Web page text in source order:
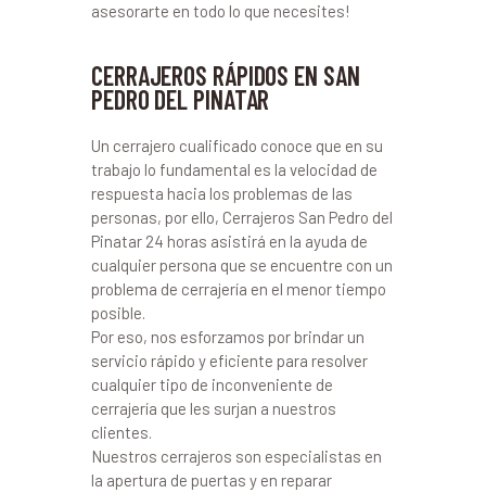
asesorarte en todo lo que necesites!
CERRAJEROS RÁPIDOS EN SAN
PEDRO DEL PINATAR
Un cerrajero cualificado conoce que en su
trabajo lo fundamental es la velocidad de
respuesta hacia los problemas de las
personas, por ello, Cerrajeros San Pedro del
Pinatar 24 horas asistirá en la ayuda de
cualquier persona que se encuentre con un
problema de cerrajería en el menor tiempo
posible.
Por eso, nos esforzamos por brindar un
servicio rápido y eficiente para resolver
cualquier tipo de inconveniente de
cerrajería que les surjan a nuestros
clientes.
Nuestros cerrajeros son especialistas en
la apertura de puertas y en reparar